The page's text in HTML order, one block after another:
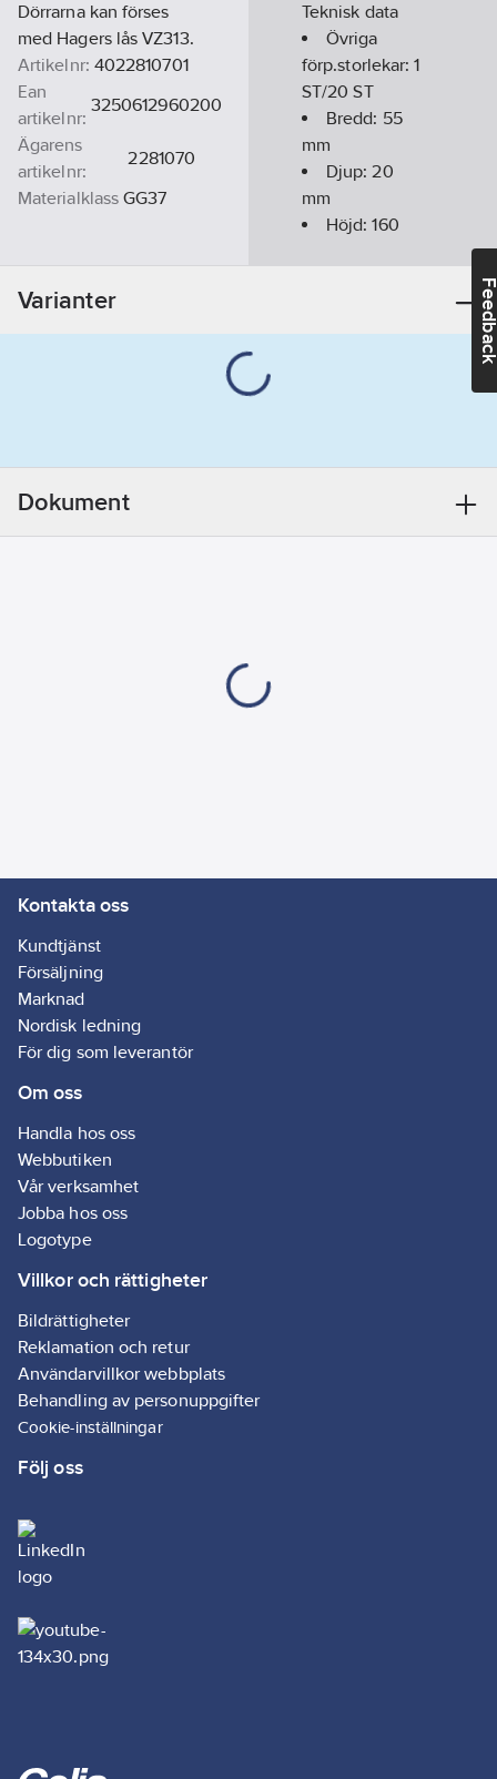
Dörrarna kan förses
med Hagers lås VZ313.
Artikelnr: 4022810701
Ean
artikelnr:
3250612960200
Ägarens
artikelnr:
2281070
Materialklass GG37
Teknisk data
Övriga
förp.storlekar:1
ST/20 ST
Bredd: 55
mm
Djup:20
mm
Höjd:160
Bredd i antal
Plast
Stoppdörr
Varianter
Dokument
Kontakta oss
Kundtjänst
Försäljning
Marknad
Nordisk ledning
För dig som leverantör
Om oss
Handla hos oss
Webbutiken
Vår verksamhet
Jobba hos oss
Logotype
Villkor och rättigheter
Bildrättigheter
Reklamation och retur
Användarvillkor webbplats
Behandling av personuppgifter
Cookie-inställningar
Följ oss